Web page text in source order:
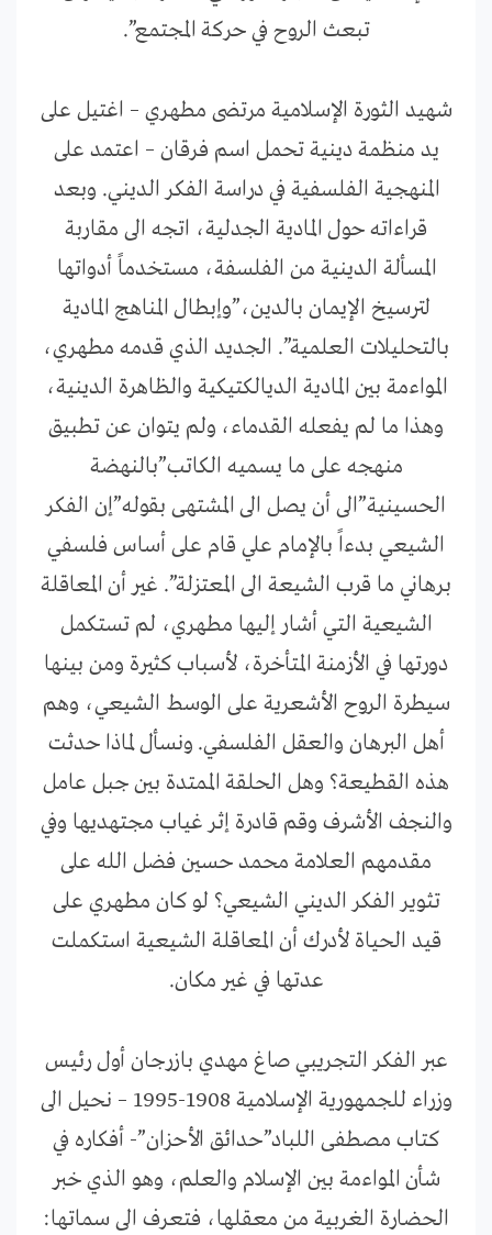
تبعث الروح في حركة المجتمع”.
شهيد الثورة الإسلامية مرتضى مطهري – اغتيل على
يد منظمة دينية تحمل اسم فرقان – اعتمد على
المنهجية الفلسفية في دراسة الفكر الديني. وبعد
قراءاته حول المادية الجدلية، اتجه الى مقاربة
المسألة الدينية من الفلسفة، مستخدماً أدواتها
لترسيخ الإيمان بالدين،”وإبطال المناهج المادية
بالتحليلات العلمية”. الجديد الذي قدمه مطهري،
المواءمة بين المادية الديالكتيكية والظاهرة الدينية،
وهذا ما لم يفعله القدماء، ولم يتوان عن تطبيق
منهجه على ما يسميه الكاتب”بالنهضة
الحسينية”الى أن يصل الى المشتهى بقوله”إن الفكر
الشيعي بدءاً بالإمام علي قام على أساس فلسفي
برهاني ما قرب الشيعة الى المعتزلة”. غير أن المعاقلة
الشيعية التي أشار إليها مطهري، لم تستكمل
دورتها في الأزمنة المتأخرة، لأسباب كثيرة ومن بينها
سيطرة الروح الأشعرية على الوسط الشيعي، وهم
أهل البرهان والعقل الفلسفي. ونسأل لماذا حدثت
هذه القطيعة؟ وهل الحلقة الممتدة بين جبل عامل
والنجف الأشرف وقم قادرة إثر غياب مجتهديها وفي
مقدمهم العلامة محمد حسين فضل الله على
تثوير الفكر الديني الشيعي؟ لو كان مطهري على
قيد الحياة لأدرك أن المعاقلة الشيعية استكملت
عدتها في غير مكان.
عبر الفكر التجريبي صاغ مهدي بازرجان أول رئيس
وزراء للجمهورية الإسلامية 1908-1995 – نحيل الى
كتاب مصطفى اللباد”حدائق الأحزان”- أفكاره في
شأن المواءمة بين الإسلام والعلم، وهو الذي خبر
الحضارة الغربية من معقلها، فتعرف الى سماتها: